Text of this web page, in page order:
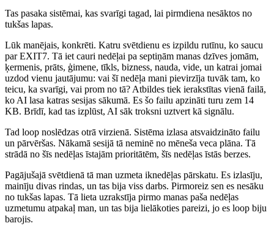
Tas pasaka sistēmai, kas svarīgi tagad, lai pirmdiena nesāktos no
tukšas lapas.
Lūk manējais, konkrēti. Katru svētdienu es izpildu rutīnu, ko saucu
par EXIT7. Tā iet cauri nedēļai pa septiņām manas dzīves jomām,
ķermenis, prāts, ģimene, tīkls, bizness, nauda, vide, un katrai jomai
uzdod vienu jautājumu: vai šī nedēļa mani pievirzīja tuvāk tam, ko
teicu, ka svarīgi, vai prom no tā? Atbildes tiek ierakstītas vienā failā,
ko AI lasa katras sesijas sākumā. Es šo failu apzināti turu zem 14
KB. Brīdī, kad tas izplūst, AI sāk troksni uztvert kā signālu.
Tad loop noslēdzas otrā virzienā. Sistēma izlasa atsvaidzināto failu
un pārvēršas. Nākamā sesijā tā neminē no mēneša veca plāna. Tā
strādā no šīs nedēļas īstajām prioritātēm, šīs nedēļas īstās berzes.
Pagājušajā svētdienā tā man uzmeta iknedēļas pārskatu. Es izlasīju,
mainīju divas rindas, un tas bija viss darbs. Pirmoreiz sen es nesāku
no tukšas lapas. Tā lieta uzrakstīja pirmo manas paša nedēļas
uzmetumu atpakaļ man, un tas bija lielākoties pareizi, jo es loop biju
barojis.